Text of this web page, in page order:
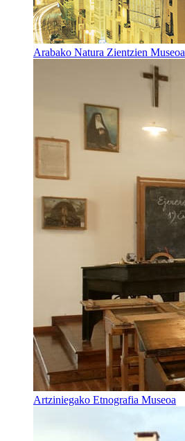
Arabako Natura Zientzien Museoa
Artziniegako Etnografia Museoa